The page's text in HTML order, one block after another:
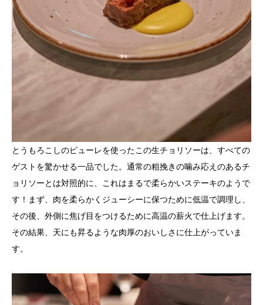
とうもろこしのピューレを使ったこの生チョリソーは、すべての
ゲストを驚かせる一品でした。通常の粗挽きの噛み応えのあるチ
ョリソーとは対照的に、これはまるで柔らかいステーキのようで
す！まず、肉を柔らかくジューシーに保つために低温で調理し、
その後、外側に焦げ目をつけるために高温の薪火で仕上げます。
その結果、天にも昇るような肉厚のおいしさに仕上がっていま
す。